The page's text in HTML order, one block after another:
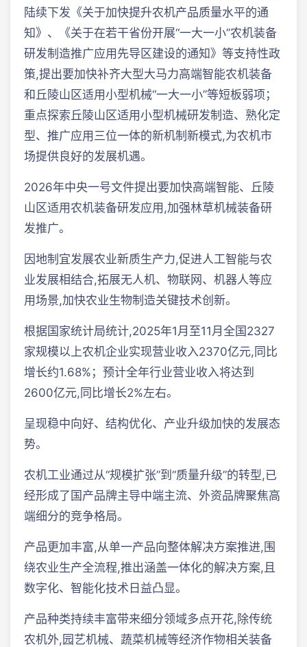
陆续下发《关于加快提升农机产品质量水平的通
知》、《关于在若干省份开展“一大一小”农机装备
研发制造推广应用先导区建设的通知》等支持性政
策,提出要加快补齐大型大马力高端智能农机装备
和丘陵山区适用小型机械“一大一小”等短板弱项；
重点探索丘陵山区适用小型机械研发制造、熟化定
型、推广应用三位一体的新机制新模式,为农机市
场提供良好的发展机遇。
2026年中央一号文件提出要加快高端智能、丘陵
山区适用农机装备研发应用,加强林草机械装备研
发推广。
因地制宜发展农业新质生产力,促进人工智能与农
业发展相结合,拓展无人机、物联网、机器人等应
用场景,加快农业生物制造关键技术创新。
根据国家统计局统计,2025年1月至11月全国2327
家规模以上农机企业实现营业收入2370亿元,同比
增长约1.68%；预计全年行业营业收入将达到
2600亿元,同比增长2%左右。
呈现稳中向好、结构优化、产业升级加快的发展态
势。
农机工业通过从“规模扩张”到“质量升级”的转型,已
经形成了国产品牌主导中端主流、外资品牌聚焦高
端细分的竞争格局。
产品更加丰富,从单一产品向整体解决方案推进,围
绕农业生产全流程,推出涵盖一体化的解决方案,且
数字化、智能化技术日益凸显。
产品种类持续丰富带来细分领域多点开花,除传统
农机外,园艺机械、蔬菜机械等经济作物相关装备